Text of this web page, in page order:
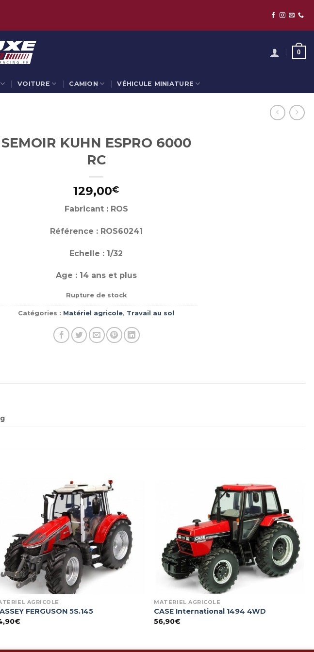
0
VOITURE CAMION VÉHICULE MINIATURE
SEMOIR KUHN ESPRO 6000
RC
129,00€
Fabricant : ROS
Référence : ROS60241
Echelle : 1/32
Age : 14 ans et plus
Rupture de stock
Catégories : Matériel agricole, Travail au sol
AGRICOLE
FERGUSON 5S.145
€
MATÉRIEL AGRICOLE
CASE International 1494 4WD
56,90€